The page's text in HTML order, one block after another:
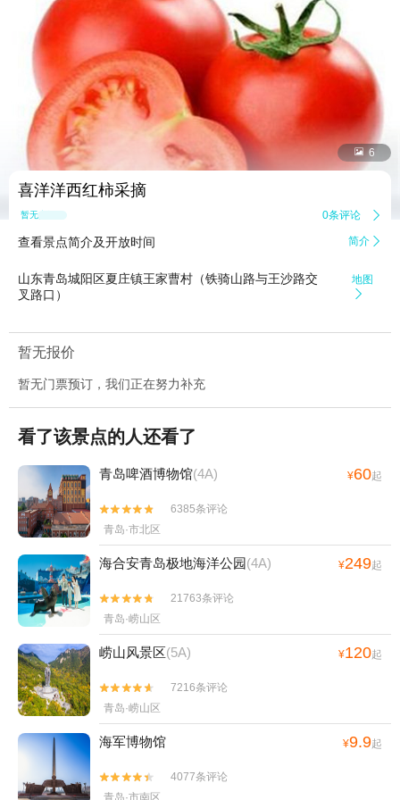
 6
喜洋洋西红柿采摘
暂无点评 0条评论 
查看景点简介及开放时间 简介 
山东青岛城阳区夏庄镇王家曹村（铁骑山路与王沙路交
叉路口）
地图

暂无报价
暂无门票预订，我们正在努力补充
看了该景点的人还看了
青岛啤酒博物馆(4A) ¥60起


6385条评论
青岛·市北区
海合安青岛极地海洋公园(4A) ¥249起


21763条评论
青岛·崂山区
崂山风景区(5A) ¥120起


7216条评论
青岛·崂山区
海军博物馆 ¥9.9起


4077条评论